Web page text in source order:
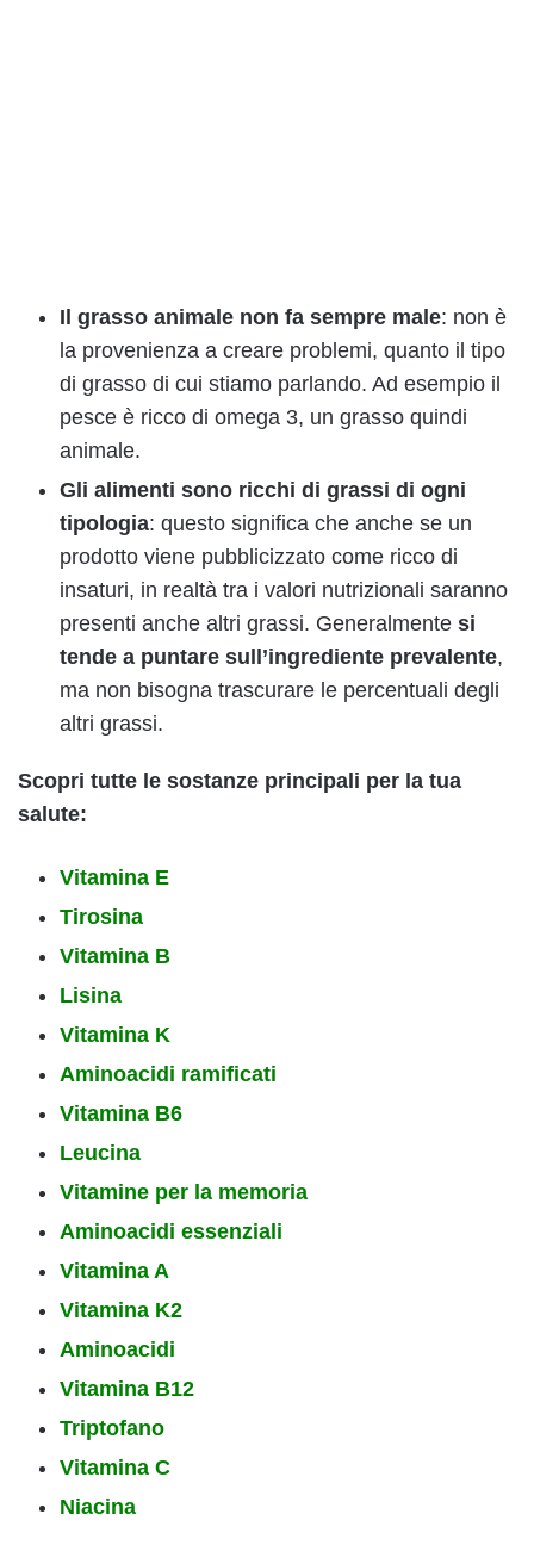
Il grasso animale non fa sempre male: non è
la provenienza a creare problemi, quanto il tipo
di grasso di cui stiamo parlando. Ad esempio il
pesce è ricco di omega 3, un grasso quindi
animale.
Gli alimenti sono ricchi di grassi di ogni
tipologia: questo significa che anche se un
prodotto viene pubblicizzato come ricco di
insaturi, in realtà tra i valori nutrizionali saranno
presenti anche altri grassi. Generalmente si
tende a puntare sull’ingrediente prevalente,
ma non bisogna trascurare le percentuali degli
altri grassi.
Scopri tutte le sostanze principali per la tua
salute:
Vitamina E
Tirosina
Vitamina B
Lisina
Vitamina K
Aminoacidi ramificati
Vitamina B6
Leucina
Vitamine per la memoria
Aminoacidi essenziali
Vitamina A
Vitamina K2
Aminoacidi
Vitamina B12
Triptofano
Vitamina C
Niacina